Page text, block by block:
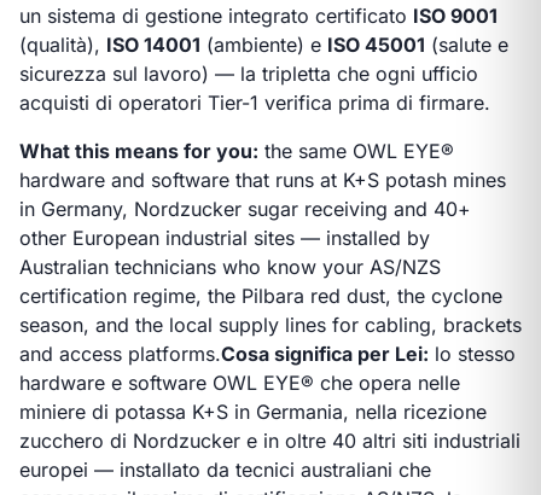
un sistema di gestione integrato certificato ISO 9001
(qualità), ISO 14001 (ambiente) e ISO 45001 (salute e
sicurezza sul lavoro) — la tripletta che ogni ufficio
acquisti di operatori Tier-1 verifica prima di firmare.
What this means for you: the same OWL EYE®
hardware and software that runs at K+S potash mines
in Germany, Nordzucker sugar receiving and 40+
other European industrial sites — installed by
Australian technicians who know your AS/NZS
certification regime, the Pilbara red dust, the cyclone
season, and the local supply lines for cabling, brackets
and access platforms.Cosa significa per Lei: lo stesso
hardware e software OWL EYE® che opera nelle
miniere di potassa K+S in Germania, nella ricezione
zucchero di Nordzucker e in oltre 40 altri siti industriali
europei — installato da tecnici australiani che